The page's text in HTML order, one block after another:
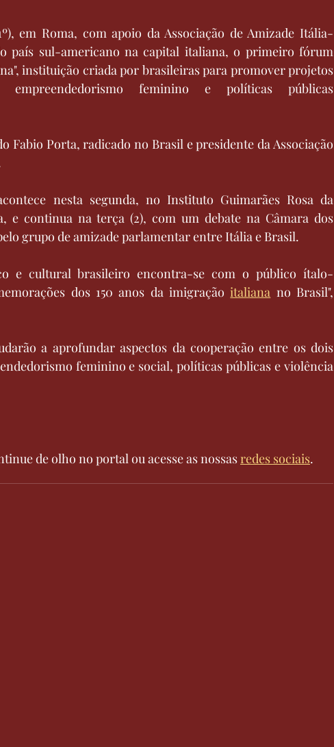
em Roma, com apoio da Associação de Amizade Itália-
país sul-americano na capital italiana, o primeiro fórum
instituição criada por brasileiras para promover projetos
empreendedorismo feminino e políticas públicas
Fabio Porta, radicado no Brasil e presidente da Associação
nesta segunda, no Instituto Guimarães Rosa da
e continua na terça (2), com um debate na Câmara dos
grupo de amizade parlamentar entre Itália e Brasil.
e cultural brasileiro encontra-se com o público ítalo-
dos 150 anos da imigração italiana no Brasil",
a aprofundar aspectos da cooperação entre os dois
feminino e social, políticas públicas e violência
de olho no portal ou acesse as nossas redes sociais.